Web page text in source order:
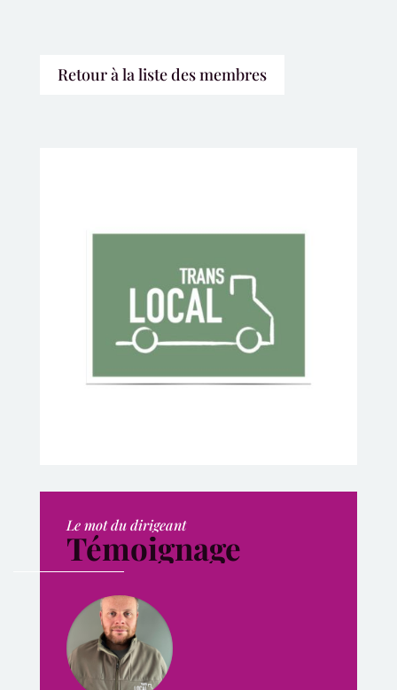
Retour à la liste des membres
Le mot du dirigeant
Témoignage